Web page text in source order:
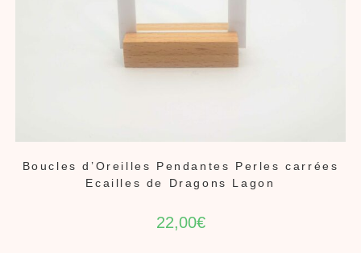
Boucles d’Oreilles Pendantes Perles carrées
Ecailles de Dragons Lagon
22,00€